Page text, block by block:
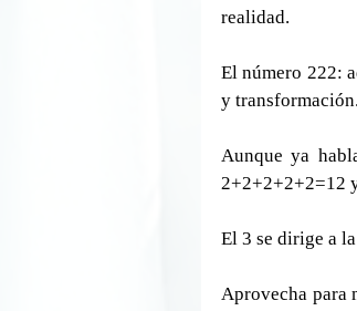
realidad.
El número 222:
y transformación.
Aunque ya
2+2+2+2+2=12
El 3 se dirige a
Aprovecha para